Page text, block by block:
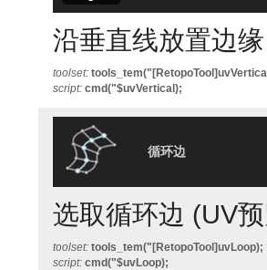
沿垂直线放置边缘
toolset:
script: cmd("$uvVertical);
循环边
选取循环边 (UV
toolset: tools_tem("[RetopoTool]uvLoop);
script: cmd("$uvLoop);